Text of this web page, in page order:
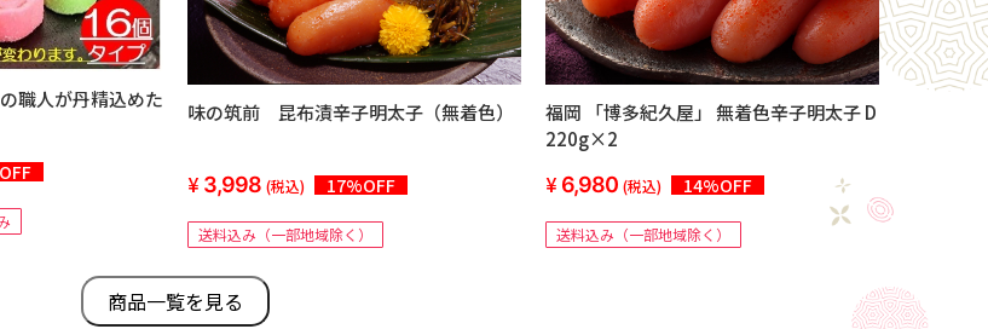
職人が丹精込めた
味の筑前 昆布漬辛子明太子（無着色）
3,998 (税込) 17%OFF
送料込み（一部地域除く）
福岡 「博多紀久屋」 無着色辛子明太子 D
220g×2
6,980 (税込) 14%OFF
送料込み（一部地域除く）
商品一覧を見る